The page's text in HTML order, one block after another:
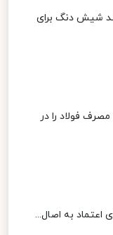
شیش دنگ برای
فولاد را در
اعتماد به اصال...